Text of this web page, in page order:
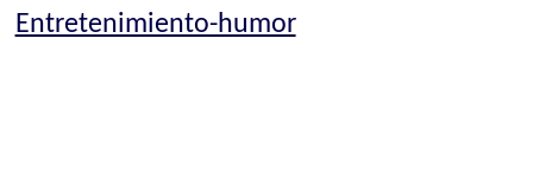
Entretenimiento-humor